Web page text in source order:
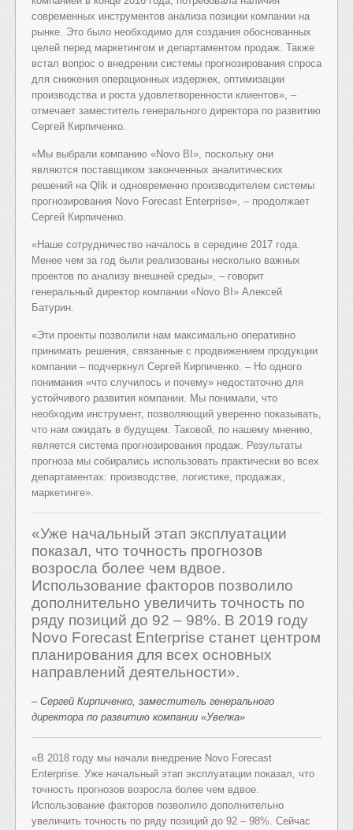
современных инструментов анализа позиции компании на
рынке. Это было необходимо для создания обоснованных
целей перед маркетингом и департаментом продаж. Также
встал вопрос о внедрении системы прогнозирования спроса
для снижения операционных издержек, оптимизации
производства и роста удовлетворенности клиентов», –
отмечает заместитель генерального директора по развитию
Сергей Кирпиченко.
«Мы выбрали компанию «Novo BI», поскольку они
являются поставщиком законченных аналитических
решений на Qlik и одновременно производителем системы
прогнозирования Novo Forecast Enterprise», – продолжает
Сергей Кирпиченко.
«Наше сотрудничество началось в середине 2017 года.
Менее чем за год были реализованы несколько важных
проектов по анализу внешней среды», – говорит
генеральный директор компании «Novo BI» Алексей
Батурин.
«Эти проекты позволили нам максимально оперативно
принимать решения, связанные с продвижением продукции
компании – подчеркнул Сергей Кирпиченко. – Но одного
понимания «что случилось и почему» недостаточно для
устойчивого развития компании. Мы понимали, что
необходим инструмент, позволяющий уверенно показывать,
что нам ожидать в будущем. Таковой, по нашему мнению,
является система прогнозирования продаж. Результаты
прогноза мы собирались использовать практически во всех
департаментах: производстве, логистике, продажах,
маркетинге».
«Уже начальный этап эксплуатации
показал, что точность прогнозов
возросла более чем вдвое.
Использование факторов позволило
дополнительно увеличить точность по
ряду позиций до 92 – 98%. В 2019 году
Novo Forecast Enterprise станет центром
планирования для всех основных
направлений деятельности».
– Сергей Кирпиченко, заместитель генерального
директора по развитию компании «Увелка»
«В 2018 году мы начали внедрение Novo Forecast
Enterprise. Уже начальный этап эксплуатации показал, что
точность прогнозов возросла более чем вдвое.
Использование факторов позволило дополнительно
увеличить точность по ряду позиций до 92 – 98%. Сейчас